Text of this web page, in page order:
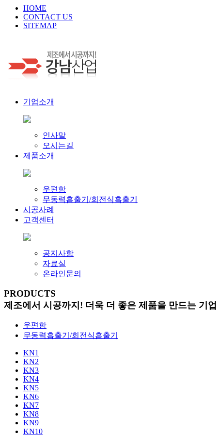
HOME
CONTACT US
SITEMAP
기업소개
인사말
오시는길
제품소개
우편함
무동력흡출기/회전식흡출기
시공사례
고객센터
공지사항
자료실
온라인문의
PRODUCTS
제조에서 시공까지! 더욱 더 좋은 제품을 만드는 기
우편함
무동력흡출기/회전식흡출기
KN1
KN2
KN3
KN4
KN5
KN6
KN7
KN8
KN9
KN10